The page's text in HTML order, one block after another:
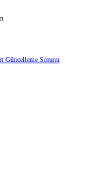
Güncelleme Sorunu